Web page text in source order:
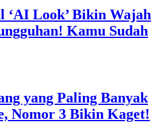
‘AI Look’ Bikin Wajah
Kamu Sudah
yang Paling Banyak
Nomor 3 Bikin Kaget!